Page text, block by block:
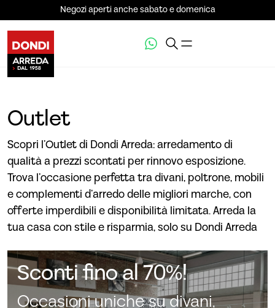
Negozi aperti anche sabato e domenica
Outlet
Scopri l’Outlet di Dondi Arreda: arredamento di
qualità a prezzi scontati per rinnovo esposizione.
Trova l’occasione perfetta tra divani, poltrone, mobili
e complementi d’arredo delle migliori marche, con
offerte imperdibili e disponibilità limitata. Arreda la
tua casa con stile e risparmia, solo su Dondi Arreda
Sconti fino al 70%!
Occasioni uniche su divani,